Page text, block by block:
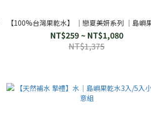
【100%台灣果乾水】 │戀夏美妍系列 │島嶼
NT$259 ~ NT$1,080
NT$1,375